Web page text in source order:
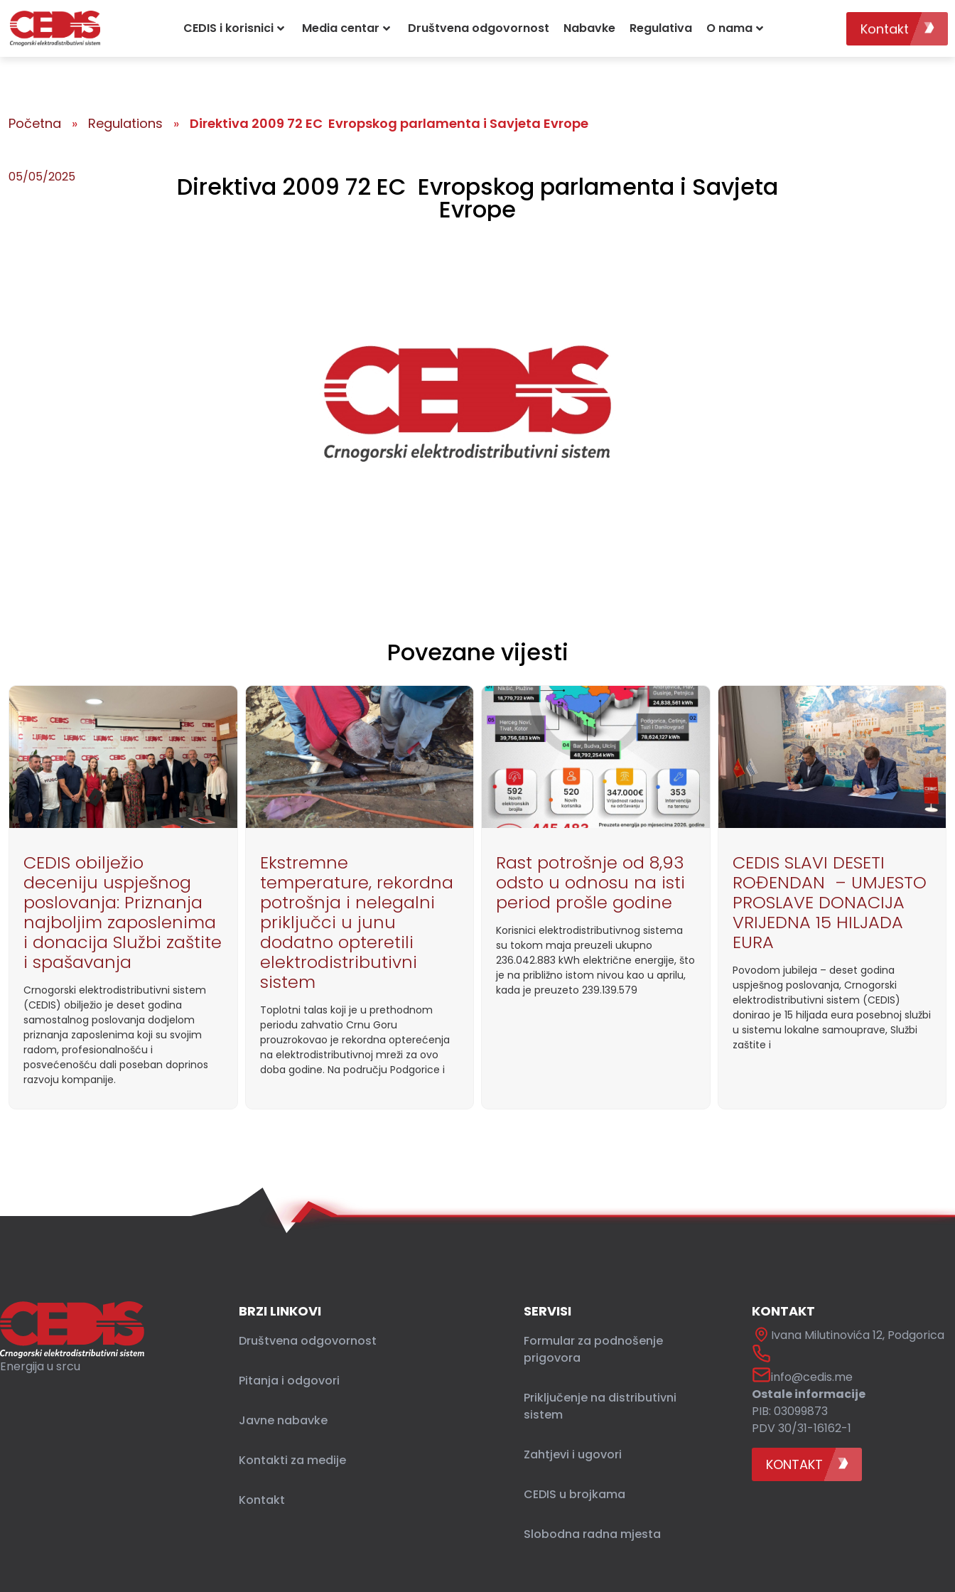
CEDIS i korisnici Media centar Društvena odgovornost Nabavke Regulativa O nama Kontakt
Početna » Regulations » Direktiva 2009 72 EC Evropskog parlamenta i Savjeta Evrope
05/05/2025 Direktiva 2009 72 EC Evropskog parlamenta i Savjeta
Evrope
Povezane vijesti
CEDIS obilježio
deceniju uspješnog
poslovanja: Priznanja
najboljim zaposlenima
i donacija Službi zaštite
i spašavanja
Crnogorski elektrodistributivni sistem
(CEDIS) obilježio je deset godina
samostalnog poslovanja dodjelom
priznanja zaposlenima koji su svojim
radom, profesionalnošću i
posvećenošću dali poseban doprinos
razvoju kompanije.
Ekstremne
temperature, rekordna
potrošnja i nelegalni
priključci u junu
dodatno opteretili
elektrodistributivni
sistem
Toplotni talas koji je u prethodnom
periodu zahvatio Crnu Goru
prouzrokovao je rekordna opterećenja
na elektrodistributivnoj mreži za ovo
doba godine. Na području Podgorice i
Rast potrošnje od 8,93
odsto u odnosu na isti
period prošle godine
Korisnici elektrodistributivnog sistema
su tokom maja preuzeli ukupno
236.042.883 kWh električne energije, što
je na približno istom nivou kao u aprilu,
kada je preuzeto 239.139.579
CEDIS SLAVI DESETI
ROĐENDAN – UMJESTO
PROSLAVE DONACIJA
VRIJEDNA 15 HILJADA
EURA
Povodom jubileja – deset godina
uspješnog poslovanja, Crnogorski
elektrodistributivni sistem (CEDIS)
donirao je 15 hiljada eura posebnoj službi
u sistemu lokalne samouprave, Službi
zaštite i
Energija u srcu
BRZI LINKOVI
Društvena odgovornost
Pitanja i odgovori
Javne nabavke
Kontakti za medije
Kontakt
SERVISI
Formular za podnošenje
prigovora
Priključenje na distributivni
sistem
Zahtjevi i ugovori
CEDIS u brojkama
Slobodna radna mjesta
KONTAKT
Ivana Milutinovića 12, Podgorica
info@cedis.me
Ostale informacije
PIB: 03099873
PDV 30/31-16162-1
KONTAKT